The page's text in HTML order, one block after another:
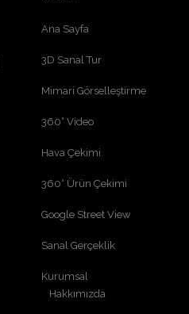
Ana Sayfa
3D Sanal Tur
Mimari Görselleştirme
360° Video
Hava Çekimi
360° Ürün Çekimi
Google Street View
Sanal Gerçeklik
Kurumsal
Hakkımızda